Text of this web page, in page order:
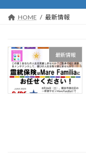
HOME 最新情報
最新情報